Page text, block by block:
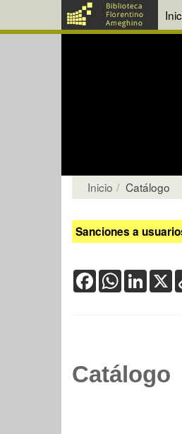
Inicio Catálogo
Sanciones a
FacebookWhatsAppX
Catálogo